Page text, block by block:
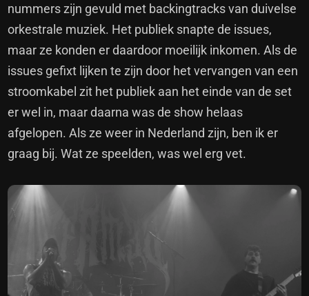
nummers zijn gevuld met backingtracks van duivelse
orkestrale muziek. Het publiek snapte de issues,
maar ze konden er daardoor moeilijk inkomen. Als de
issues gefixt lijken te zijn door het vervangen van een
stroomkabel zit het publiek aan het einde van de set
er wel in, maar daarna was de show helaas
afgelopen. Als ze weer in Nederland zijn, ben ik er
graag bij. Wat ze speelden, was wel erg vet.